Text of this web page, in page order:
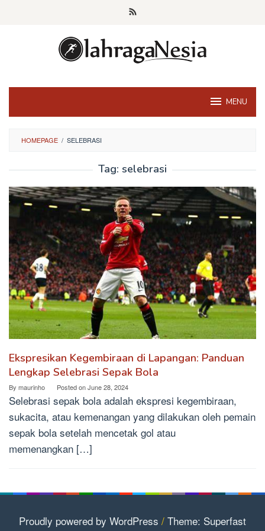
MENU
HOMEPAGE / SELEBRASI
Tag: selebrasi
Ekspresikan Kegembiraan di Lapangan: Panduan
Lengkap Selebrasi Sepak Bola
By maurinho Posted onJune 28, 2024
Selebrasi sepak bola adalah ekspresi kegembiraan,
sukacita, atau kemenangan yang dilakukan oleh pemain
sepak bola setelah mencetak gol atau
memenangkan […]
Proudly powered by WordPress / Theme: Superfast